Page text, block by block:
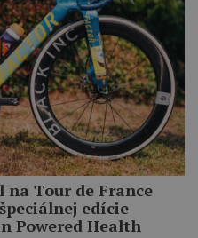
Tour de France
edície
Powered Health